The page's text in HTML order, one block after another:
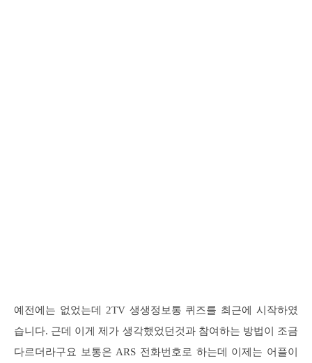
예전에는 없었는데 2TV 생생정보통 퀴즈를 최근에 시작하였
습니다. 근데 이게 제가 생각했었던것과 참여하는 방법이 조금
다르더라구요 보통은 ARS 전화번호로 하는데 이제는 어플이